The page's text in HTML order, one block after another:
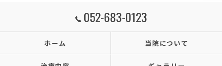
052-683-0123
ホーム 当院について